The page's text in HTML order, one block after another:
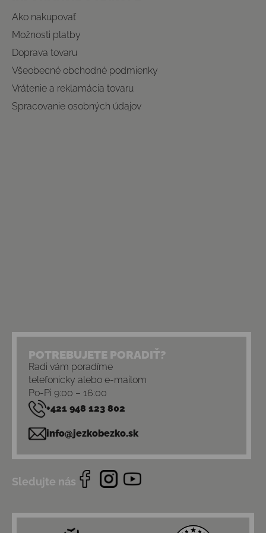
Ako nakupovať
Možnosti platby
Doprava tovaru
Všeobecné obchodné podmienky
Vrátenie a reklamácia tovaru
Spracovanie osobných údajov
POTREBUJETE PORADIŤ?
Radi vám poradíme
telefonicky alebo e-mailom
Po-Pi 9:00 – 16:00
+421 948 123 802
info@jezkobezko.sk
Sledujte nás